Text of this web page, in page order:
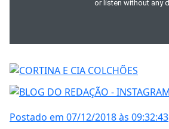
Postado em 07/12/2018 às 09:32:43